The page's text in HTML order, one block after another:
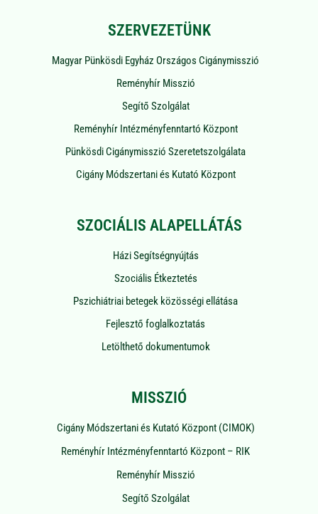
SZERVEZETÜNK
Magyar Pünkösdi Egyház Országos Cigánymisszió
Reményhír Misszió
Segítő Szolgálat
Reményhír Intézményfenntartó Központ
Pünkösdi Cigánymisszió Szeretetszolgálata
Cigány Módszertani és Kutató Központ
SZOCIÁLIS ALAPELLÁTÁS
Házi Segítségnyújtás
Szociális Étkeztetés
Pszichiátriai betegek közösségi ellátása
Fejlesztő foglalkoztatás
Letölthető dokumentumok
MISSZIÓ
Cigány Módszertani és Kutató Központ (CIMOK)
Reményhír Intézményfenntartó Központ – RIK
Reményhír Misszió
Segítő Szolgálat